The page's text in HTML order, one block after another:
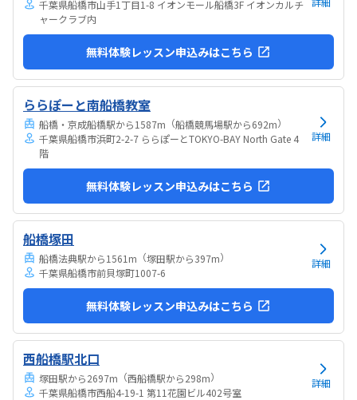
千葉県船橋市山手1丁目1-8 イオンモール船橋3F イオンカルチ
ャークラブ内
無料体験レッスン申込みはこちら
ららぽーと南船橋教室
船橋・京成船橋駅から1587m （船橋競馬場駅から692m）
千葉県船橋市浜町2-2-7 ららぽーとTOKYO-BAY North Gate 4
階
詳細
無料体験レッスン申込みはこちら
船橋塚田
船橋法典駅から1561m （塚田駅から397m）
千葉県船橋市前貝塚町1007-6
詳細
無料体験レッスン申込みはこちら
西船橋駅北口
塚田駅から2697m （西船橋駅から298m）
千葉県船橋市西船4-19-1 第11花園ビル402号室
詳細